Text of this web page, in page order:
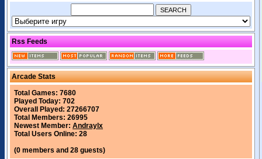
Rss Feeds
Arcade Stats
Total Games: 7680
Played Today: 702
Overall Played: 27266707
Total Members: 26995
Newest Member: Andraylx
Total Users Online: 28
(0 members and 28 guests)